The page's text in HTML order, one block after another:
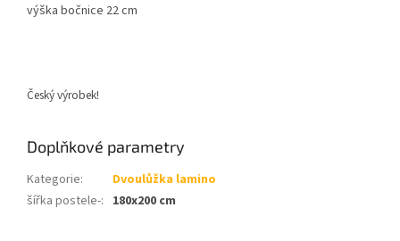
výška bočnice 22 cm
Český výrobek!
Doplňkové parametry
Kategorie:
Dvoulůžka lamino
šířka postele-: 180x200 cm